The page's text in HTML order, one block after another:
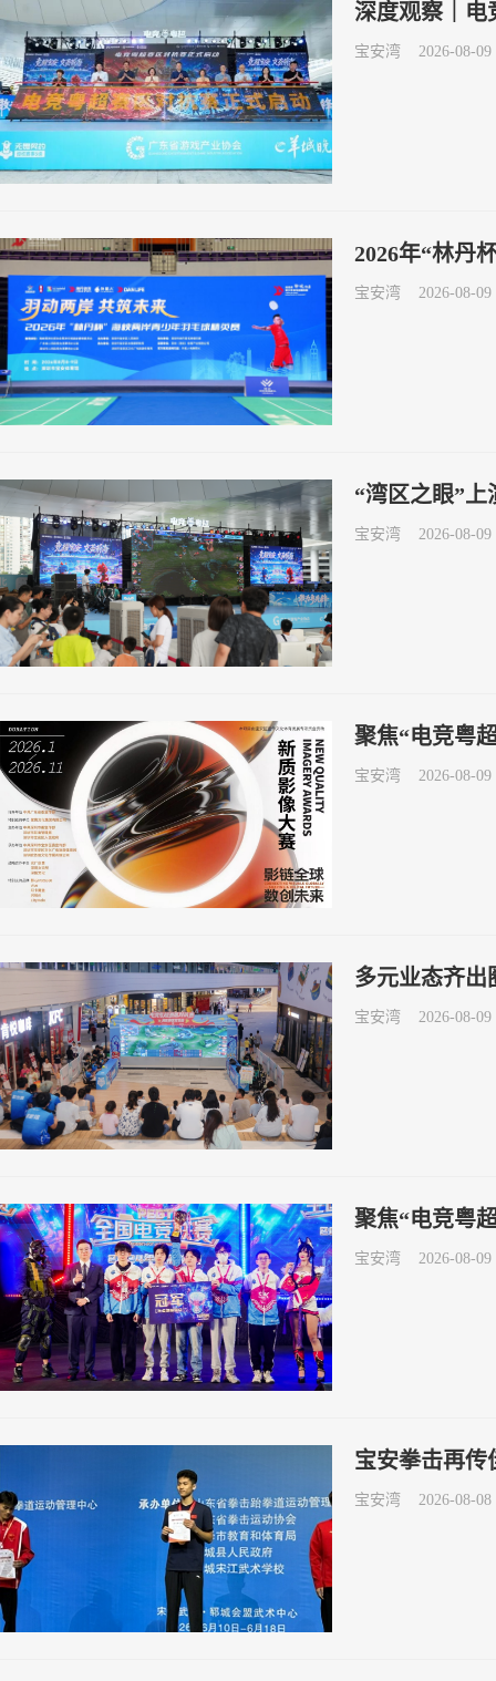
深度观察｜电
宝安湾 2026-08-09
2026年“林丹
宝安湾 2026-08-09
“湾区之眼”
宝安湾 2026-08-09
聚焦“电竞粤
宝安湾 2026-08-09
多元业态齐出
宝安湾 2026-08-09
聚焦“电竞粤
宝安湾 2026-08-09
宝安拳击再传
宝安湾 2026-08-08